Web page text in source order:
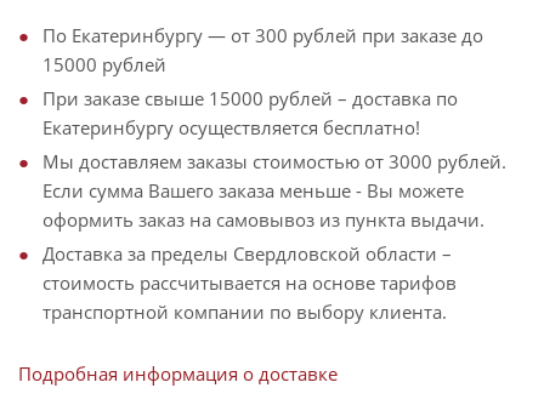
По Екатеринбургу — от 300 рублей при заказе до
15000 рублей
При заказе свыше 15000 рублей – доставка по
Екатеринбургу осуществляется бесплатно!
Мы доставляем заказы стоимостью от 3000 рублей.
Если сумма Вашего заказа меньше - Вы можете
оформить заказ на самовывоз из пункта выдачи.
Доставка за пределы Свердловской области –
стоимость рассчитывается на основе тарифов
транспортной компании по выбору клиента.
Подробная информация о доставке